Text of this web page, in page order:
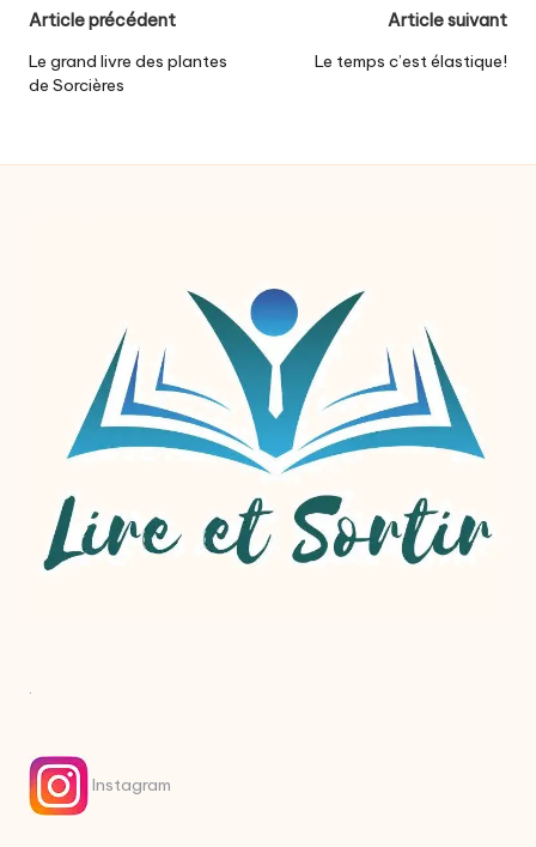
Post
navigation
Article précédent
Le grand livre des plantes
de Sorcières
Article suivant
Le temps c’est élastique!
.
Instagram